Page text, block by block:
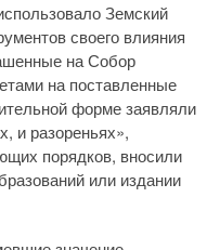
Земский
своего влияния
на Собор
на поставленные
форме заявляли
и разореньях»,
порядков, вносили
или издании